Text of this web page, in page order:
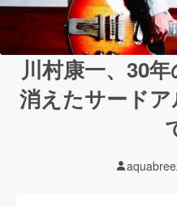
川村康一、30
消えたサード